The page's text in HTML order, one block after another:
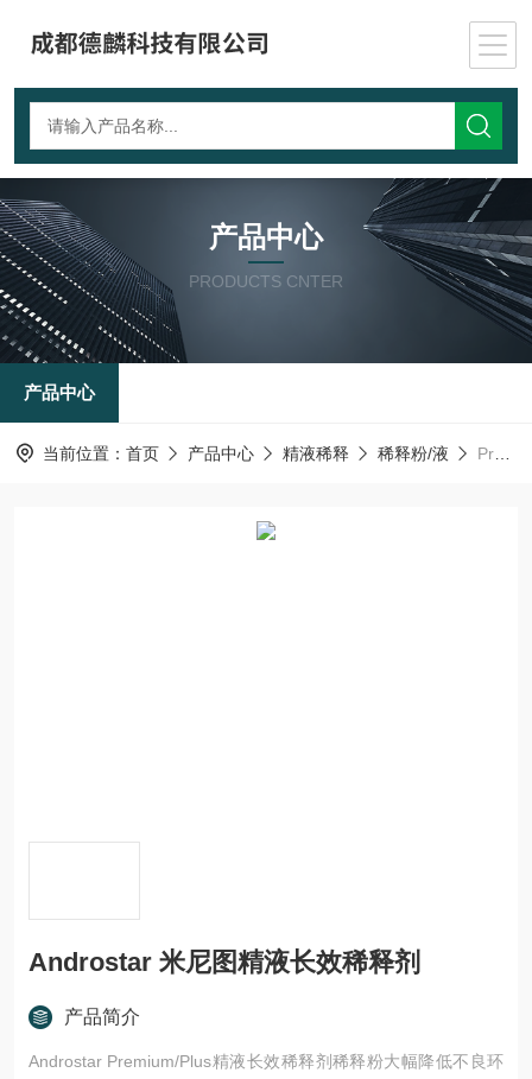
产品中心
PRODUCTS CNTER
产品中心
当前位置： 首页 产品中心 精液稀释 稀释粉/液 Premium-PlusAndrostar 米尼图精液长效稀释剂
Androstar 米尼图精液长效稀释剂
产品简介
Androstar Premium/Plus精液长效稀释剂稀释粉大幅降低不良环